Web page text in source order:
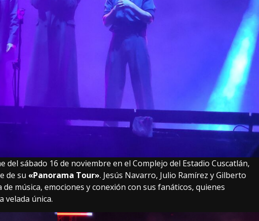
del sábado 16 de noviembre en el Complejo del Estadio Cuscatlán,
de su «Panorama Tour». Jesús Navarro, Julio Ramírez y Gilberto
música, emociones y conexión con sus fanáticos, quienes
velada única.